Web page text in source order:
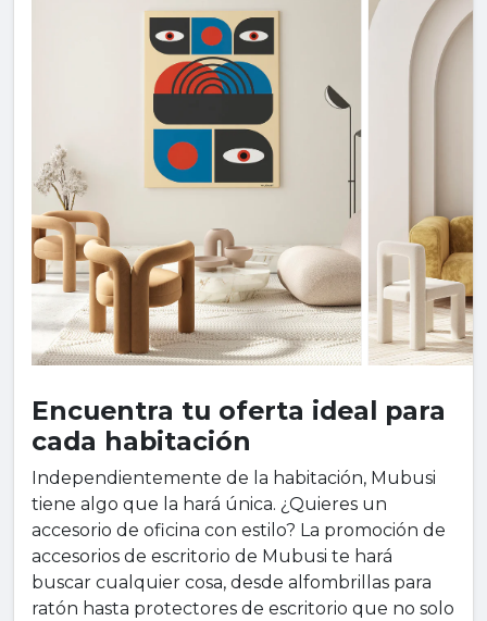
Encuentra tu oferta ideal para
cada habitación
Independientemente de la habitación, Mubusi
tiene algo que la hará única. ¿Quieres un
accesorio de oficina con estilo? La promoción de
accesorios de escritorio de Mubusi te hará
buscar cualquier cosa, desde alfombrillas para
ratón hasta protectores de escritorio que no solo